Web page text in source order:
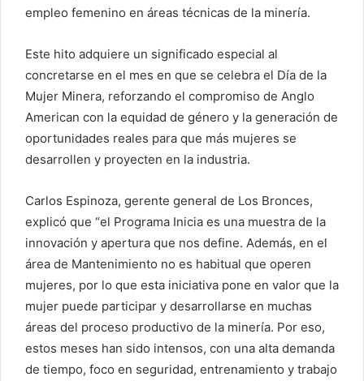
empleo femenino en áreas técnicas de la minería.
Este hito adquiere un significado especial al
concretarse en el mes en que se celebra el Día de la
Mujer Minera, reforzando el compromiso de Anglo
American con la equidad de género y la generación de
oportunidades reales para que más mujeres se
desarrollen y proyecten en la industria.
Carlos Espinoza, gerente general de Los Bronces,
explicó que “el Programa Inicia es una muestra de la
innovación y apertura que nos define. Además, en el
área de Mantenimiento no es habitual que operen
mujeres, por lo que esta iniciativa pone en valor que la
mujer puede participar y desarrollarse en muchas
áreas del proceso productivo de la minería. Por eso,
estos meses han sido intensos, con una alta demanda
de tiempo, foco en seguridad, entrenamiento y trabajo